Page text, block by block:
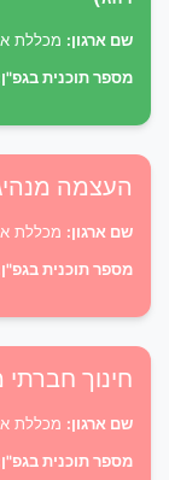
שם ארגון: מכללת
מספר תוכנית
העצמה
שם ארגון: מכללת
מספר תוכנית
חינוך חברתי
שם ארגון: מכללת
מספר תוכנית